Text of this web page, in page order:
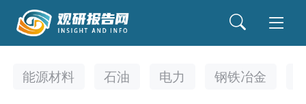
能源材料 石油 电力 钢铁冶金